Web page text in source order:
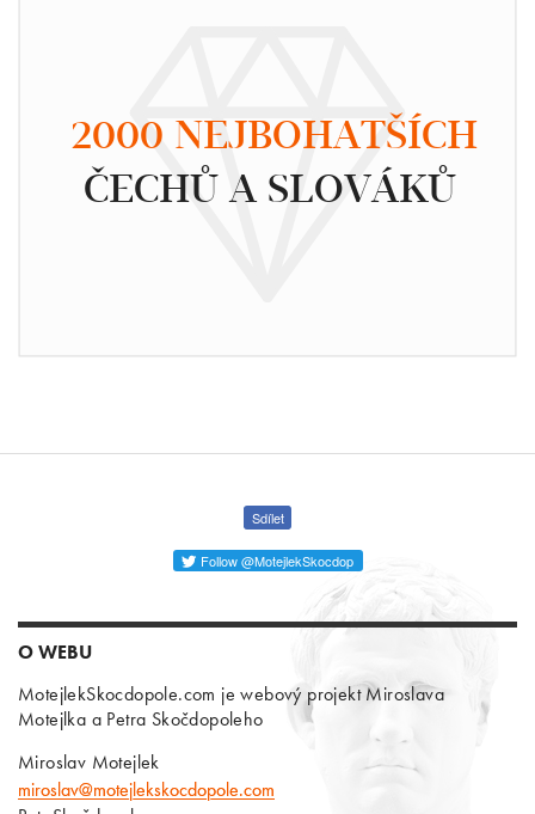
2000 NEJBOHATŠÍCH
ČECHŮ A SLOVÁKŮ
Sdílet
Follow @MotejlekSkocdop
O WEBU
MotejlekSkocdopole.com je webový projekt Miroslava
Motejlka a Petra Skočdopoleho
Miroslav Motejlek
miroslav@motejlekskocdopole.com